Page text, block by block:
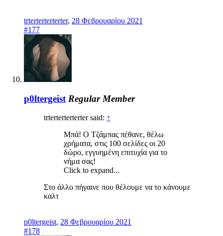
trterterterterter, 28 Φεβρουαρίου 2021
#177
p0ltergeist Regular Member
trterterterterter said: ↑
Μπά! Ο Τζάμπας πέθανε, θέλω
χρήματα, στις 100 σελίδες οι 20
δώρο, εγγυημένη επιτυχία για το
νήμα σας!
Click to expand...
Στο άλλο πήγαινε που θέλουμε να το κάνουμε
καλτ
p0ltergeist, 28 Φεβρουαρίου 2021
#178